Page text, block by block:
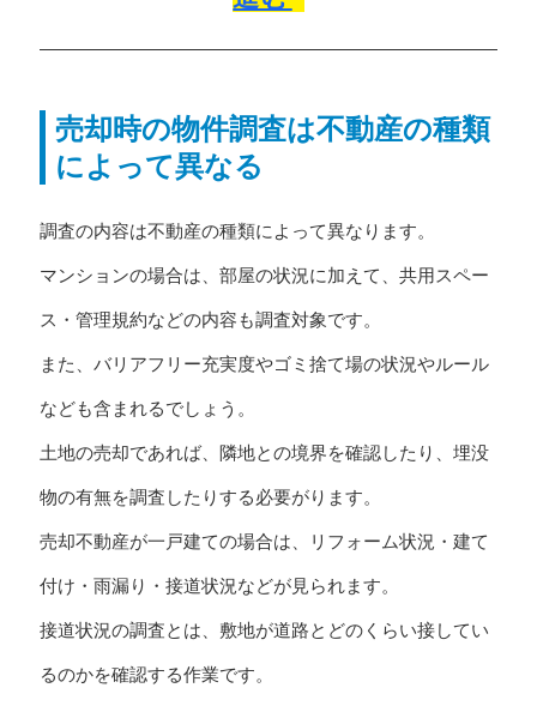
売却時の物件調査は不動産の種類
によって異なる
調査の内容は不動産の種類によって異なります。
マンションの場合は、部屋の状況に加えて、共用スペー
ス・管理規約などの内容も調査対象です。
また、バリアフリー充実度やゴミ捨て場の状況やルール
なども含まれるでしょう。
土地の売却であれば、隣地との境界を確認したり、埋没
物の有無を調査したりする必要がります。
売却不動産が一戸建ての場合は、リフォーム状況・建て
付け・雨漏り・接道状況などが見られます。
接道状況の調査とは、敷地が道路とどのくらい接してい
るのかを確認する作業です。